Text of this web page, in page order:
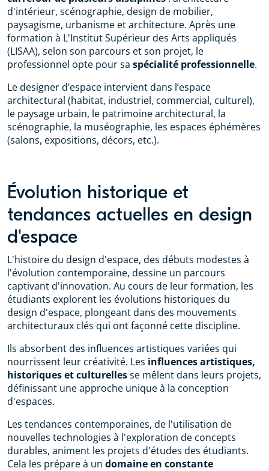
d'intérieur, scénographie, design de mobilier,
paysagisme, urbanisme et architecture. Après une
formation à L'Institut Supérieur des Arts appliqués
(LISAA), selon son parcours et son projet, le
professionnel opte pour sa spécialité professionnelle.
Le designer d’espace intervient dans l’espace
architectural (habitat, industriel, commercial, culturel),
le paysage urbain, le patrimoine architectural, la
scénographie, la muséographie, les espaces éphémères
(salons, expositions, décors, etc.).
Évolution historique et
tendances actuelles en design
d'espace
L'histoire du design d'espace, des débuts modestes à
l'évolution contemporaine, dessine un parcours
captivant d'innovation. Au cours de leur formation, les
étudiants explorent les évolutions historiques du
design d'espace, plongeant dans des mouvements
architecturaux clés qui ont façonné cette discipline.
Ils absorbent des influences artistiques variées qui
nourrissent leur créativité. Les influences artistiques,
historiques et culturellesse mêlent dans leurs projets,
définissant une approche unique à la conception
d'espaces.
Les tendances contemporaines, de l'utilisation de
nouvelles technologies à l'exploration de concepts
durables, animent les projets d'études des étudiants.
Cela les prépare à un domaine en constante